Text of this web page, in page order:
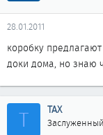
28.01.2011
коробку
доки дома, но знаю
Т ТАХ